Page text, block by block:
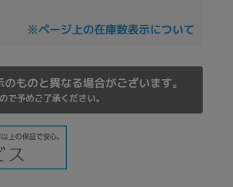
※ページ上の在庫数表示について
ものと異なる場合がございます。
予めご了承ください。